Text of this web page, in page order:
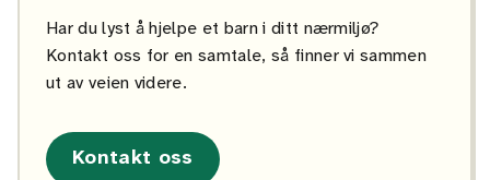
Har du lyst å hjelpe et barn i ditt nærmiljø?
Kontakt oss for en samtale, så finner vi sammen
ut av veien videre.
Kontakt oss